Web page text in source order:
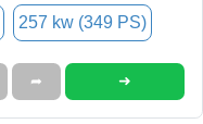
257 kw (349 PS)
➦ ➜